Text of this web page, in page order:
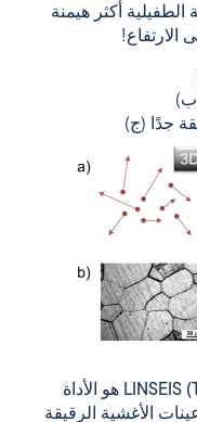
أكثر هيمنة
الارتفاع!
جدًا (ج)
هو الأداة
الأغشية الرقيقة